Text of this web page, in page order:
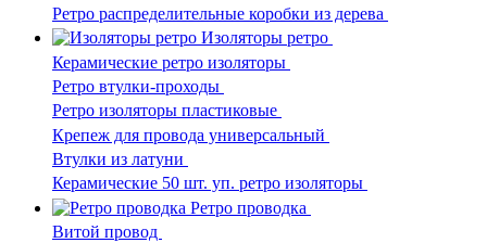
Ретро распределительные коробки из дерева
Изоляторы ретро
Керамические ретро изоляторы
Ретро втулки-проходы
Ретро изоляторы пластиковые
Крепеж для провода универсальный
Втулки из латуни
Керамические 50 шт. уп. ретро изоляторы
Ретро проводка
Витой провод